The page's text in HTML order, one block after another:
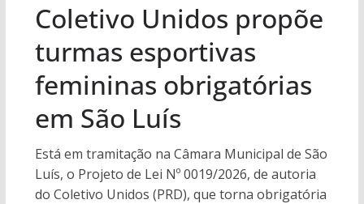
Coletivo Unidos propõe
turmas esportivas
femininas obrigatórias
em São Luís
Está em tramitação na Câmara Municipal de São
Luís, o Projeto de Lei Nº 0019/2026, de autoria
do Coletivo Unidos (PRD), que torna obrigatória